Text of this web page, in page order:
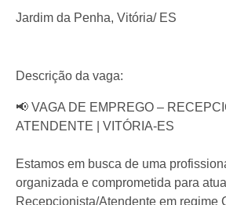
Jardim da Penha, Vitória/ ES
Descrição da vaga:
📢 VAGA DE EMPREGO –
ATENDENTE | VITÓRIA-ES
Estamos em busca de uma
organizada e comprometida para
Recepcionista/Atendente em regime